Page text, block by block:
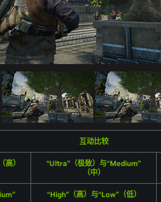
互动比较
高）
“Ultra”（极致）与“Medium”
（中）
“High”（高）与“Low”（低）